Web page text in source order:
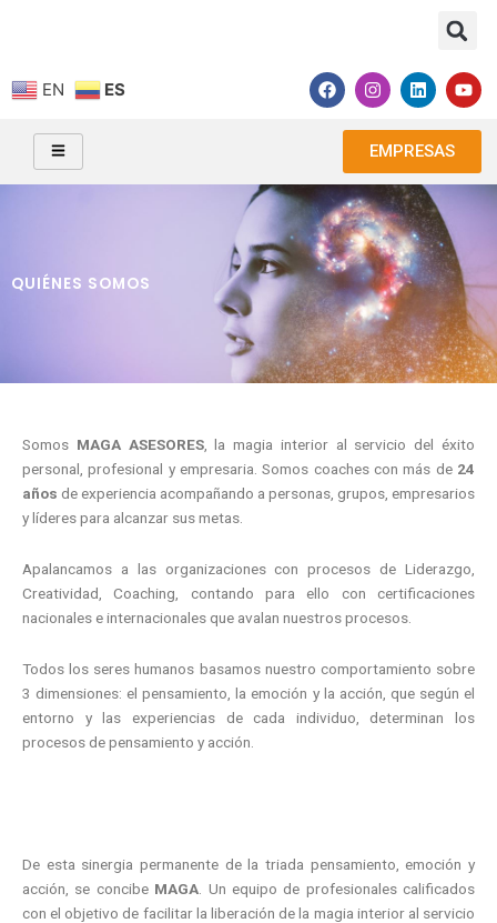
EN ES
F
a
o
k
I
n
t
a
g
r
a
m
L
i
k
e
d
i
n
Y
o
t
b
e
EMPRESAS
QUIÉNES SOMOS
Somos MAGA ASESORES, la magia interior al servicio del éxito
personal, profesional y empresaria. Somos coaches con más de 24
años de experiencia acompañando a personas, grupos, empresarios
y líderes para alcanzar sus metas.
Apalancamos a las organizaciones con procesos de Liderazgo,
Creatividad, Coaching, contando para ello con certificaciones
nacionales e internacionales que avalan nuestros procesos.
Todos los seres humanos basamos nuestro comportamiento sobre
3 dimensiones: el pensamiento, la emoción y la acción, que según el
entorno y las experiencias de cada individuo, determinan los
procesos de pensamiento y acción.
De esta sinergia permanente de la triada pensamiento, emoción y
acción, se concibe MAGA . Un equipo de profesionales calificados
con el objetivo de facilitar la liberación de la magia interior al servicio